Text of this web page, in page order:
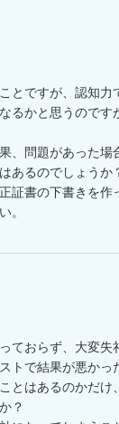
とですが、認知力
るかと思うのです
、問題があった場
あるのでしょうか
証書の下書きを作
。
ておらず、大変失
トで結果が悪かっ
とはあるのかだけ
？